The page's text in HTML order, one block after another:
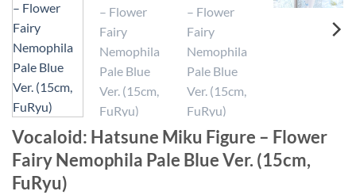
Vocaloid: Hatsune Miku Figure – Flower
Fairy Nemophila Pale Blue Ver. (15cm,
FuRyu)